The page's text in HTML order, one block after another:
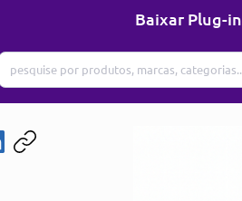
Baixar Plug-in